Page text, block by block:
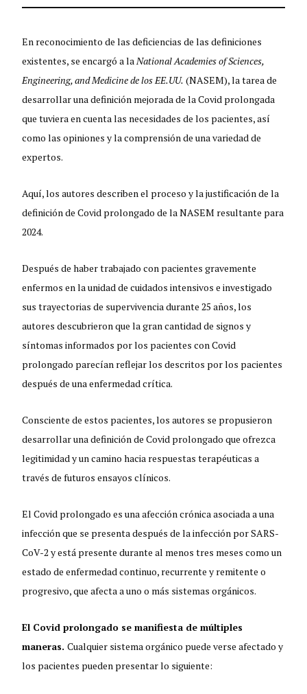
En reconocimiento de las deficiencias de las definiciones
existentes, se encargó a laNational Academies of Sciences,
Engineering, and Medicine de los EE.UU. (NASEM), la tarea de
desarrollar una definición mejorada de la Covid prolongada
que tuviera en cuenta las necesidades de los pacientes, así
como las opiniones y la comprensión de una variedad de
expertos.
Aquí, los autores describen el proceso y la justificación de la
definición de Covid prolongado de la NASEM resultante para
2024.
Después de haber trabajado con pacientes gravemente
enfermos en la unidad de cuidados intensivos e investigado
sus trayectorias de supervivencia durante 25 años, los
autores descubrieron que la gran cantidad de signos y
síntomas informados por los pacientes con Covid
prolongado parecían reflejar los descritos por los pacientes
después de una enfermedad crítica.
Consciente de estos pacientes, los autores se propusieron
desarrollar una definición de Covid prolongado que ofrezca
legitimidad y un camino hacia respuestas terapéuticas a
través de futuros ensayos clínicos.
El Covid prolongado es una afección crónica asociada a una
infección que se presenta después de la infección por SARS-
CoV-2 y está presente durante al menos tres meses como un
estado de enfermedad continuo, recurrente y remitente o
progresivo, que afecta a uno o más sistemas orgánicos.
El Covid prolongado se manifiesta de múltiples
maneras.Cualquier sistema orgánico puede verse afectado y
los pacientes pueden presentar lo siguiente: